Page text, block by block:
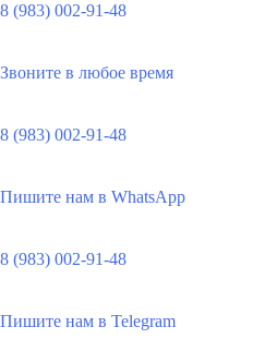
8 (983) 002-91-48
Звоните в любое время
8 (983) 002-91-48
Пишите нам в WhatsApp
8 (983) 002-91-48
Пишите нам в Telegram